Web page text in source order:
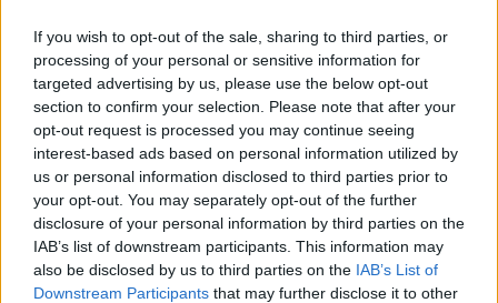
If you wish to opt-out of the sale, sharing to third parties, or
processing of your personal or sensitive information for
targeted advertising by us, please use the below opt-out
section to confirm your selection. Please note that after your
opt-out request is processed you may continue seeing
interest-based ads based on personal information utilized by
us or personal information disclosed to third parties prior to
your opt-out. You may separately opt-out of the further
disclosure of your personal information by third parties on the
IAB’s list of downstream participants. This information may
also be disclosed by us to third parties on the IAB’s List of
Downstream Participants that may further disclose it to other
Εξοικονομώ – Επιχειρώ:
Παράταση έως τις 30
Νοεμβρίου για περισσότερες
από 400 επιχειρήσεις
ΣΚΑΪ: Ολοκληρώθηκε η θητεία
του Γρηγόρη Δημητριάδη - Ο
Γιάννης Αλαφούζος επιστρέφει
στη θέση του CEO
Media: Με ενίσχυση 8 εκατ. ευρώ σε 451 επιχειρήσεις ξεκίνησε το
πρόγραμμα στήριξης- Κάλυψη εισφορών ΕΔΟΕΑΠ